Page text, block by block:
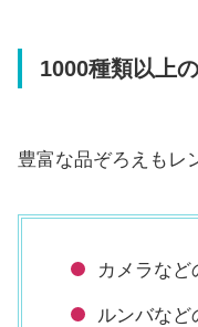
1000種類以上
豊富な品ぞろえもレ
カメラなど
ルンバなど